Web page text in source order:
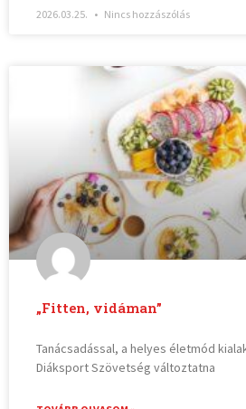
2026.03.25. Nincs hozzászólás
„Fitten, vidáman”
Tanácsadással, a helyes életmód
Diáksport Szövetség változtatna